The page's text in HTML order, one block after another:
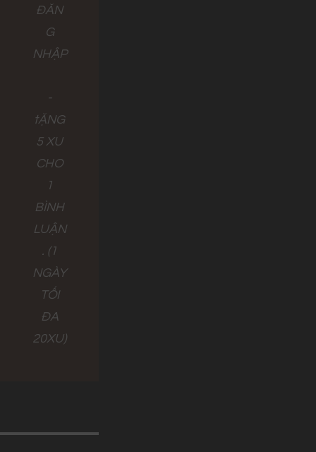
ĐĂN
G
NHẬP
-
tẶNG
5 XU
CHO
1
BÌNH
LUẬN
. (1
NGÀY
TỐI
ĐA
20XU)